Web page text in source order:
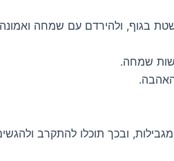
בגוף, ולהירדם עם שמחה
שמחה.
האהבה.
מגבילות, ובכך תוכלו להתקרב